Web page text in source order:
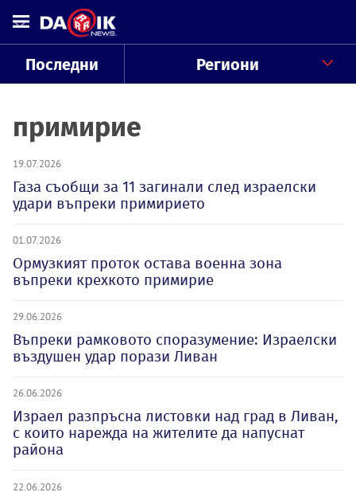
Последни Региони
примирие
19.07.2026
Газа съобщи за 11 загинали след израелски
удари въпреки примирието
01.07.2026
Ормузкият проток остава военна зона
въпреки крехкото примирие
29.06.2026
Въпреки рамковото споразумение: Израелски
въздушен удар порази Ливан
26.06.2026
Израел разпръсна листовки над град в Ливан,
с които нарежда на жителите да напуснат
района
22.06.2026